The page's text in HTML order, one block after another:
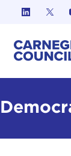
Ir al contenido